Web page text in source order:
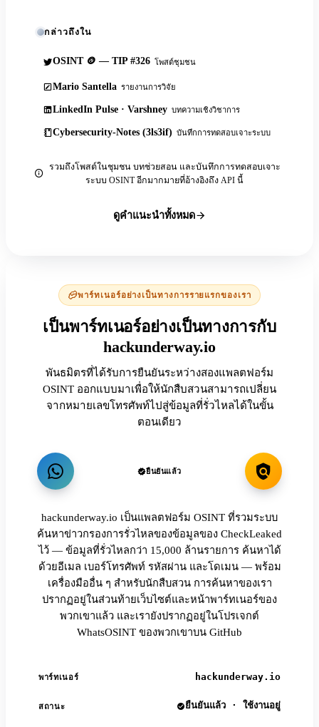
กล่าวถึงใน
OSINT 🪙 — TIP #326 โพสต์ชุมชน
Mario Santella รายงานการวิจัย
LinkedIn Pulse · Varshney บทความเชิงวิชาการ
Cybersecurity-Notes (3ls3if) บันทึกการทดสอบเจาะระบบ
รวมถึงโพสต์ในชุมชน บทช่วยสอน และบันทึกการทดสอบเจาะ
ระบบ OSINT อีกมากมายที่อ้างอิงถึง API นี้
ดูคำแนะนำทั้งหมด
พาร์ทเนอร์อย่างเป็นทางการรายแรกของเรา
เป็นพาร์ทเนอร์อย่างเป็นทางการกับ
hackunderway.io
พันธมิตรที่ได้รับการยืนยันระหว่างสองแพลตฟอร์ม
OSINT ออกแบบมาเพื่อให้นักสืบสวนสามารถเปลี่ยน
จากหมายเลขโทรศัพท์ไปสู่ข้อมูลที่รั่วไหลได้ในขั้น
ตอนเดียว
ยืนยันแล้ว
hackunderway.io เป็นแพลตฟอร์ม OSINT ที่รวมระบบ
ค้นหาข่าวกรองการรั่วไหลของข้อมูลของ CheckLeaked
ไว้ — ข้อมูลที่รั่วไหลกว่า 15,000 ล้านรายการ ค้นหาได้
ด้วยอีเมล เบอร์โทรศัพท์ รหัสผ่าน และโดเมน — พร้อม
เครื่องมืออื่น ๆ สำหรับนักสืบสวน การค้นหาของเรา
ปรากฏอยู่ในส่วนท้ายเว็บไซต์และหน้าพาร์ทเนอร์ของ
พวกเขาแล้ว และเรายังปรากฏอยู่ในโปรเจกต์
WhatsOSINT ของพวกเขาบน GitHub
พาร์ทเนอร์ hackunderway.io
สถานะ ยืนยันแล้ว · ใช้งานอยู่